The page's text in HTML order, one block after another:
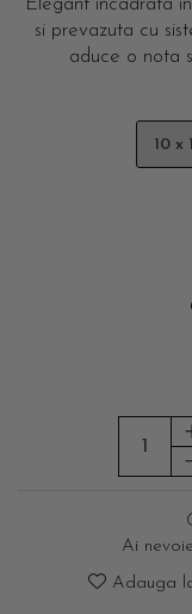
Elegant incadrata
si prevazuta cu
aduce o nota
Ai
Adauga